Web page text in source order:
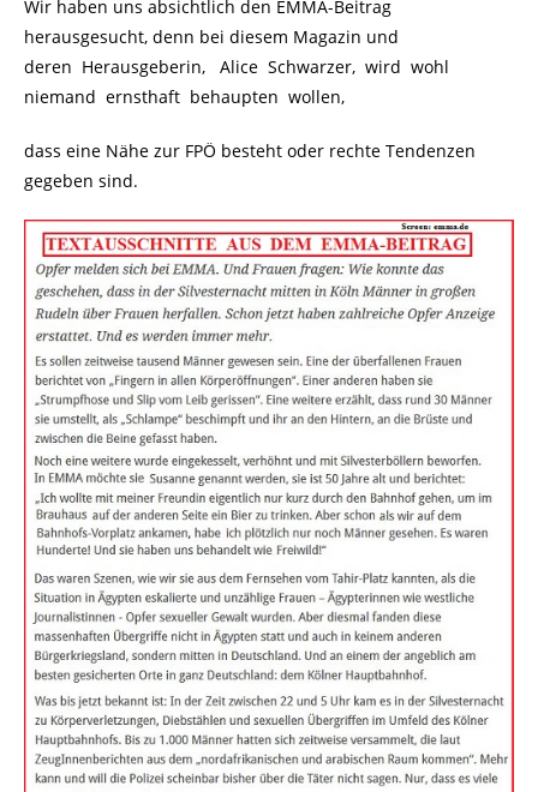
Wir haben uns absichtlich den EMMA-Beitrag
herausgesucht, denn bei diesem Magazin und
deren Herausgeberin, Alice Schwarzer, wird wohl
niemand ernsthaft behaupten wollen,
dass eine Nähe zur FPÖ besteht oder rechte Tendenzen
gegeben sind.